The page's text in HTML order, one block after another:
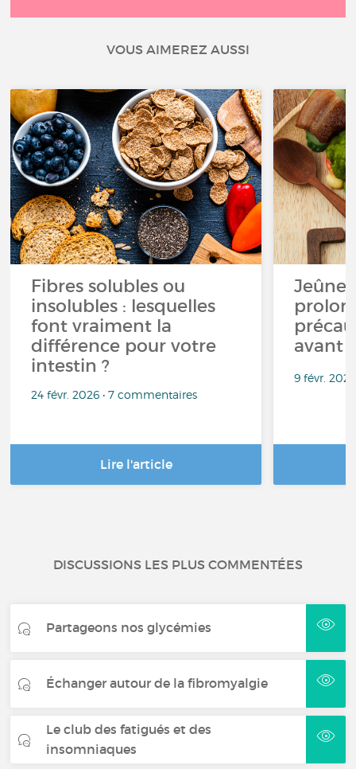
VOUS AIMEREZ AUSSI
Fibres solubles ou
insolubles : lesquelles
font vraiment la
différence pour votre
intestin ?
24 févr. 2026 • 7 commentaires
Lire l'article
Jeûne
avant
9 févr.
DISCUSSIONS LES PLUS COMMENTÉES
Partageons nos glycémies
Échanger autour de la fibromyalgie
Le club des fatigués et des
insomniaques